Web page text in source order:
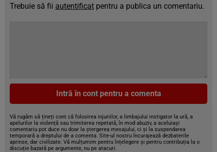
Trebuie să fii autentificat pentru a publica un comentariu.
Intră în cont pentru a comenta
Vă rugăm să țineți cont că folosirea injuriilor, a limbajului instigator la ură, a
apelurilor la violență sau trimiterea repetată, în mod abuziv, a aceluiași
comentariu pot duce nu doar la ștergerea mesajului, ci și la suspendarea
temporară a dreptului de a comenta. Site-ul nostru încurajează dezbaterile
aprinse, dar civilizate. Vă mulțumim pentru înțelegere și pentru contribuția la o
discuție bazată pe argumente, nu pe atacuri.